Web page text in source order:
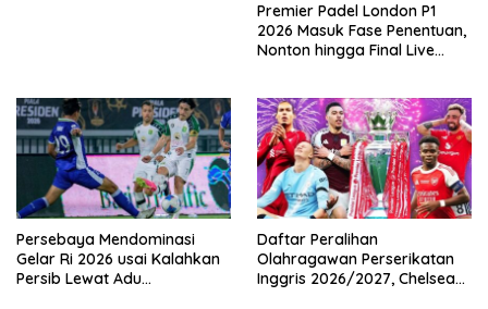
Premier Padel London P1
2026 Masuk Fase Penentuan,
Nonton hingga Final Live
Persebaya Mendominasi
Gelar Ri 2026 usai Kalahkan
Persib Lewat Adu
Daftar Peralihan
Olahragawan Perserikatan
Inggris 2026/2027, Chelsea